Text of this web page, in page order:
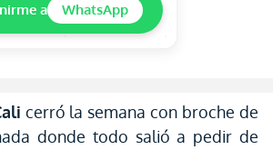
a WhatsApp
cerró la semana con broche de
donde todo salió a pedir de